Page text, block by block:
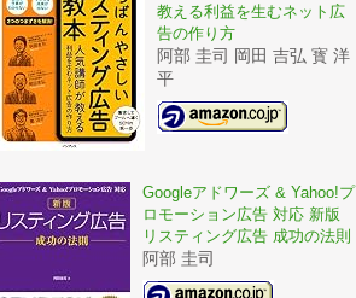
教える利益を生むネット広
告の作り方
阿部 圭司 岡田 吉弘 寳 洋
平
Googleアドワーズ & Yahoo!プ
ロモーション広告 対応 新版
リスティング広告 成功の法則
阿部 圭司